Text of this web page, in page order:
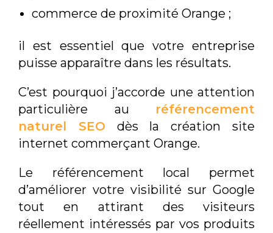
commerce de proximité Orange ;
il est essentiel que votre entreprise
puisse apparaître dans les résultats.
C’est pourquoi j’accorde une attention
particulière au référencement
naturel SEO
dès la création site
internet commerçant Orange.
Le référencement local permet
d’améliorer votre visibilité sur Google
tout en attirant des visiteurs
réellement intéressés par vos produits